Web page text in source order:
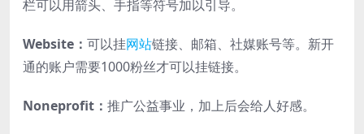
栏可以用箭头、手指等符号加以引导。
Website： 可以挂网站链接、邮箱、社媒账号等。新开
通的账户需要1000粉丝才可以挂链接。
Noneprofit： 推广公益事业，加上后会给人好感。